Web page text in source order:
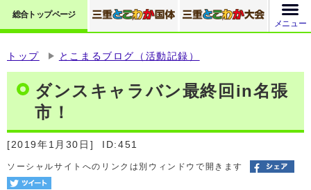
総合トップページ
メニュー
トップ とこまるブログ（活動記録）
ダンスキャラバン最終回in名張
市！
[2019年1月30日] ID:451
ソーシャルサイトへのリンクは別ウィンドウで開きます